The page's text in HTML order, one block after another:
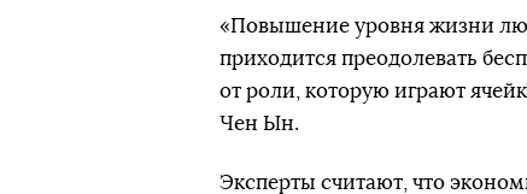
«Повышение уровня жизни
приходится преодолевать
от роли, которую играют
Чен Ын.
Эксперты считают, что